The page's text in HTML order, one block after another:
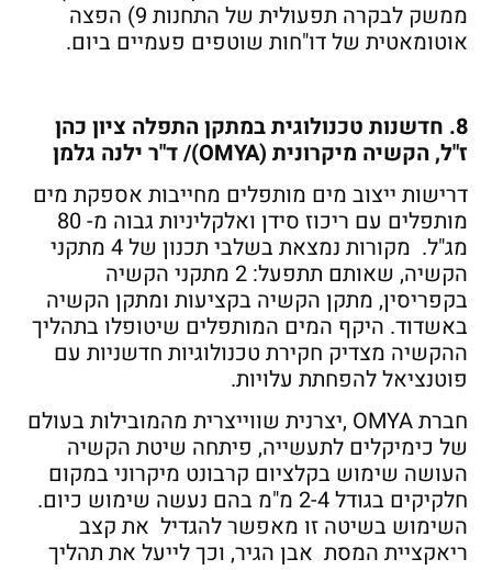
ממשק לבקרה תפעולית של התחנות 9) הפצה
אוטומאטית של דו"חות שוטפים פעמיים ביום.
8. חדשנות טכנולוגית במתקן התפלה ציון כהן
ז"ל, הקשיה מיקרונית (OMYA)/ ד"ר ילנה גלמן
דרישות ייצוב מים מותפלים מחייבות אספקת מים
מותפלים עם ריכוז סידן ואלקליניות גבוה מ- 80
מג"ל. מקורות נמצאת בשלבי תכנון של 4 מתקני
הקשיה, שאותם תתפעל: 2 מתקני הקשיה
בקפריסין, מתקן הקשיה בקציעות ומתקן הקשיה
באשדוד. היקף המים המותפלים שיטופלו בתהליך
ההקשיה מצדיק חקירת טכנולוגיות חדשניות עם
פוטנציאל להפחתת עלויות.
חברת OMYA ,יצרנית שווייצרית מהמובילות בעולם
של כימיקלים לתעשייה, פיתחה שיטת הקשיה
העושה שימוש בקלציום קרבונט מיקרוני במקום
חלקיקים בגודל 2-4 מ"מ בהם נעשה שימוש כיום.
השימוש בשיטה זו מאפשר להגדיל את קצב
ריאקציית המסת אבן הגיר, וכך לייעל את תהליך